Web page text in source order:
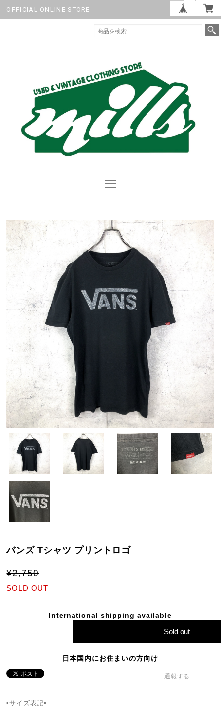
OFFICIAL ONLINE STORE
バンズ Tシャツ プリントロゴ
¥2,750
SOLD OUT
International shipping available
Sold out
日本国内にお住まいの方向け
通報する
▪️サイズ表記▪️